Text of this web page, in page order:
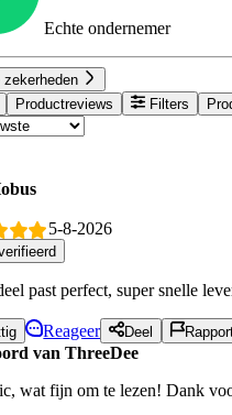
Echte ondernemer
zekerheden
Productreviews Filters
5-8-2026
past perfect, super snelle
Reageer Deel
van ThreeDee
wat fijn om te lezen! Dank